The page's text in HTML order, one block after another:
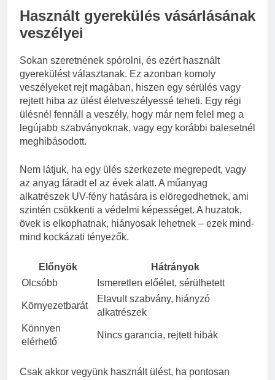
Használt gyerekülés vásárlásának
veszélyei
Sokan szeretnének spórolni, és ezért használt
gyerekülést választanak. Ez azonban komoly
veszélyeket rejt magában, hiszen egy sérülés vagy
rejtett hiba az ülést életveszélyessé teheti. Egy régi
ülésnél fennáll a veszély, hogy már nem felel meg a
legújabb szabványoknak, vagy egy korábbi balesetnél
meghibásodott.
Nem látjuk, ha egy ülés szerkezete megrepedt, vagy
az anyag fáradt el az évek alatt. A műanyag
alkatrészek UV-fény hatására is elöregedhetnek, ami
szintén csökkenti a védelmi képességet. A huzatok,
övek is elkophatnak, hiányosak lehetnek – ezek mind-
mind kockázati tényezők.
Előnyök
Hátrányok
Olcsóbb
Ismeretlen előélet, sérülhetett
Környezetbarát
Elavult szabvány, hiányzó
alkatrészek
Könnyen
elérhető
Nincs garancia, rejtett hibák
Csak akkor vegyünk használt ülést, ha pontosan